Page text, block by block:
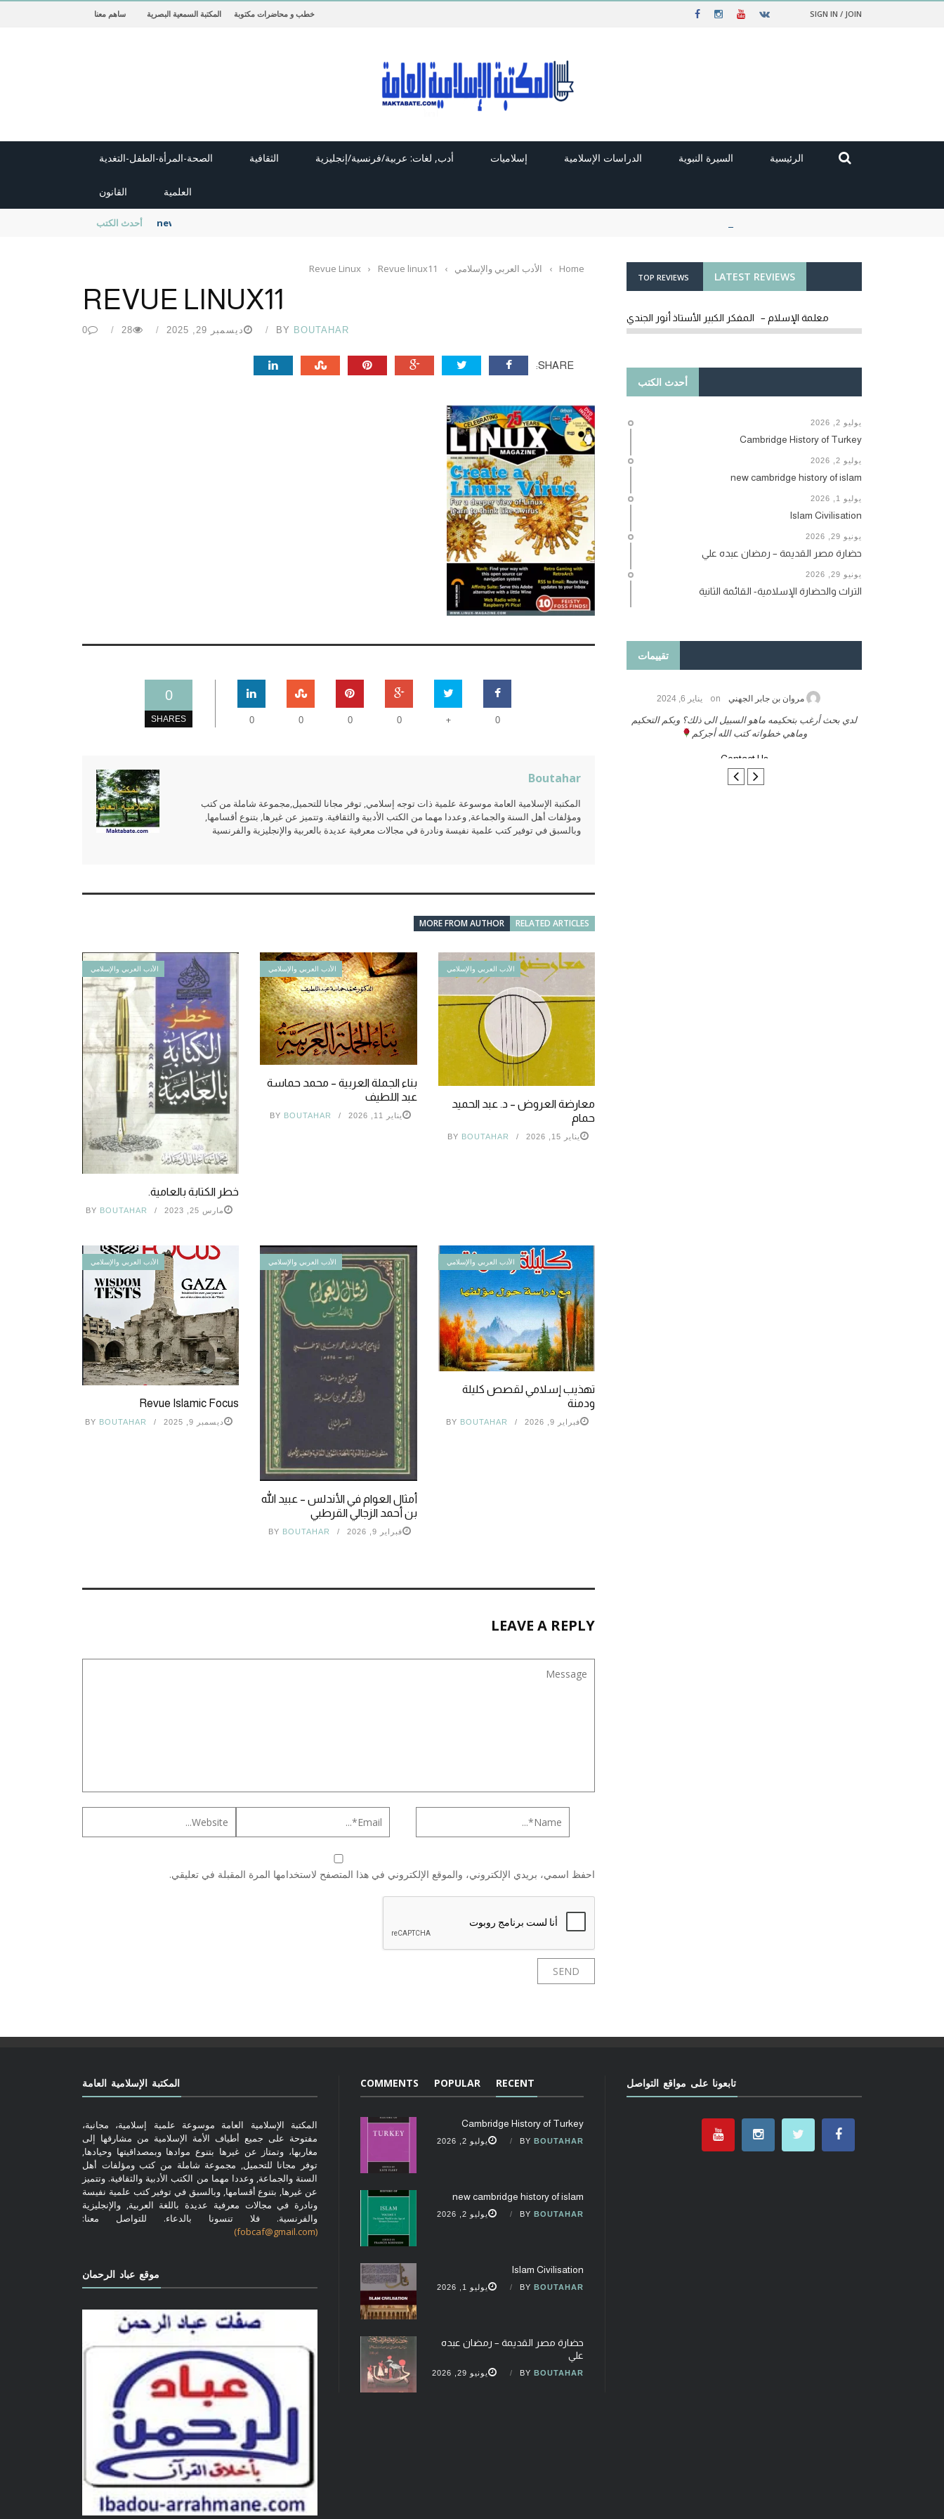
SIGN IN / JOIN خطب و محاضرات مكتوبة المكتبة السمعية البصرية ساهم معنا
الرئيسية السيرة النبوية الدراسات الإسلامية إسلاميات أدب, لغات: عربية/فرنسية/إنجليزية الثقافية الصحة-المرأة-الطفل-التغدية
العلمية القانون
أحدث الكتب new cambridge history of islam
Home
› الأدب العربي والإسلامي ›
Revue Linux › Revue linux11
REVUE LINUX11
BY BOUTAHAR ديسمبر 29, 2025 28
0
SHARE:
0
SHARES 0
+
0
0
0
0
Boutahar
المكتبة الإسلامية العامة موسوعة علمية ذات توجه إسلامي, توفر مجانا للتحميل,مجموعة شاملة من كتب
ومؤلفات أهل السنة والجماعة, وعددا مهما من الكتب الأدبية والثقافية. وتتميز عن غيرها, بتنوع أقسامها,
وبالسبق في توفير كتب علمية نفيسة ونادرة في مجالات معرفية عديدة بالعربية والإنجليزية والفرنسية
RELATED ARTICLES
MORE FROM AUTHOR
الأدب العربي والإسلامي
خطر الكتابة بالعامية.
مارس 25, 2023 BY BOUTAHAR
الأدب العربي والإسلامي
بناء الجملة العربية – محمد حماسة
عبد اللطيف
يناير 11, 2026 BY BOUTAHAR
الأدب العربي والإسلامي
معارضة العروض – د. عبد الحميد
حمام
يناير 15, 2026 BY BOUTAHAR
الأدب العربي والإسلامي
Revue Islamic Focus
ديسمبر 9, 2025 BY BOUTAHAR
الأدب العربي والإسلامي
أمثال العوام في الأندلس – عبيد الله
بن أحمد الزجالي القرطبي
فبراير 9, 2026 BY BOUTAHAR
الأدب العربي والإسلامي
تهذيب إسلامي لقصص كليلة
ودمنة
فبراير 9, 2026 BY BOUTAHAR
LEAVE A REPLY
احفظ اسمي، بريدي الإلكتروني، والموقع الإلكتروني في هذا المتصفح لاستخدامها المرة المقبلة في تعليقي.
LATEST REVIEWS
TOP REVIEWS
معلمة الإسلام – المفكر الكبير الأستاذ أنور الجندي
أحدث الكتب
يوليو 2, 2026
Cambridge History of Turkey
يوليو 2, 2026
new cambridge history of islam
يوليو 1, 2026
Islam Civilisation
يونيو 29, 2026
حضارة مصر القديمة – رمضان عبده علي
يونيو 29, 2026
التراث والحضارة الإسلامية- القائمة الثانية
تقييمات
مروان بن جابر الجهني on يناير 6, 2024
لدي بحث أرغب بتحكيمه ماهو السبيل الى ذلك؟ وبكم التحكيم
وماهي خطواته كتب الله أجركم
Contact Us
المكتبة الإسلامية العامة
المكتبة الإسلامية العامة موسوعة علمية إسلامية، مجانية،
مفتوحة على جميع أطياف الأمة الإسلامية من مشارقها إلى
مغاربها، وتمتاز عن غيرها بتنوع موادها وبمصداقيتها وحيادها,
توفر مجانا للتحميل, مجموعة شاملة من كتب ومؤلفات أهل
السنة والجماعة, وعددا مهما من الكتب الأدبية والثقافية. وتتميز
عن غيرها, بتنوع أقسامها, وبالسبق في توفير كتب علمية نفيسة
ونادرة في مجالات معرفية عديدة باللغة العربية, والإنجليزية
والفرنسية. فلا تنسونا بالدعاء. للتواصل معنا:
(fobcaf@gmail.com)
موقع عباد الرحمان
RECENT
POPULAR
COMMENTS
Cambridge History of Turkey
BY BOUTAHAR يوليو 2, 2026
new cambridge history of islam
BY BOUTAHAR يوليو 2, 2026
Islam Civilisation
BY BOUTAHAR يوليو 1, 2026
حضارة مصر القديمة – رمضان عبده
علي
BY BOUTAHAR يونيو 29, 2026
تابعونا على مواقع التواصل